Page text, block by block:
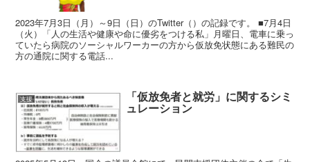
2023年7月3日（月）～9日（日）のTwitter（）の記録です。 ■7月4日
（火）「人の生活や健康や命に優劣をつける私」月曜日、電車に乗っ
ていたら病院のソーシャルワーカーの方から仮放免状態にある難民の
方の通院に関する電話...
支援 「仮放免者と就労」に関するシミ
ュレーション